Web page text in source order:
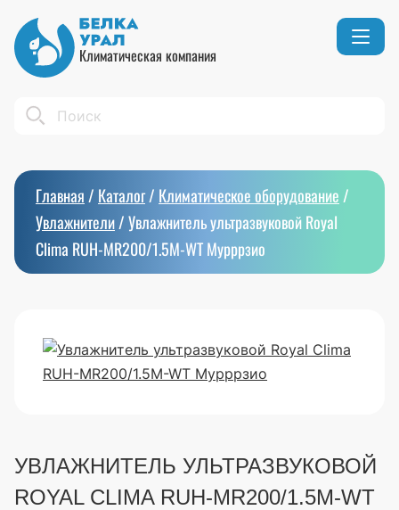
Климатическая компания
Search
Главная / Каталог/ Климатическое оборудование /
Увлажнители/Увлажнитель ультразвуковой Royal
Clima RUH-MR200/1.5M-WT Мурррзио
УВЛАЖНИТЕЛЬ УЛЬТРАЗВУКОВОЙ
ROYAL CLIMA RUH-MR200/1.5M-WT
Кондиционеры
Вентиляция
Тепловое оборудование
Реквизиты
Сертификаты